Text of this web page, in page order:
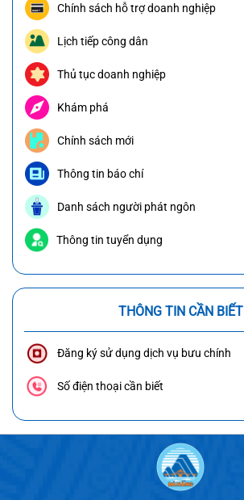
Chính sách hỗ trợ doanh nghiệp
Lịch tiếp công dân
Thủ tục doanh nghiệp
Khám phá
Chính sách mới
Thông tin báo chí
Danh sách người phát ngôn
Thông tin tuyển dụng
THÔNG TIN CẦN BIẾT
Đăng ký sử dụng dịch vụ bưu chính
Số điện thoại cần biết